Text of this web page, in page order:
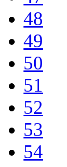
48
49
50
51
52
53
54